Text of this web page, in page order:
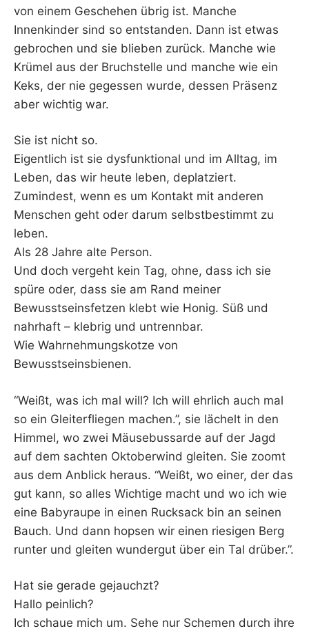
von einem Geschehen übrig ist. Manche
Innenkinder sind so entstanden. Dann ist etwas
gebrochen und sie blieben zurück. Manche wie
Krümel aus der Bruchstelle und manche wie ein
Keks, der nie gegessen wurde, dessen Präsenz
aber wichtig war.
Sie ist nicht so.
Eigentlich ist sie dysfunktional und im Alltag, im
Leben, das wir heute leben, deplatziert.
Zumindest, wenn es um Kontakt mit anderen
Menschen geht oder darum selbstbestimmt zu
leben.
Als 28 Jahre alte Person.
Und doch vergeht kein Tag, ohne, dass ich sie
spüre oder, dass sie am Rand meiner
Bewusstseinsfetzen klebt wie Honig. Süß und
nahrhaft – klebrig und untrennbar.
Wie Wahrnehmungskotze von
Bewusstseinsbienen.
“Weißt, was ich mal will? Ich will ehrlich auch mal
so ein Gleiterfliegen machen.”, sie lächelt in den
Himmel, wo zwei Mäusebussarde auf der Jagd
auf dem sachten Oktoberwind gleiten. Sie zoomt
aus dem Anblick heraus. “Weißt, wo einer, der das
gut kann, so alles Wichtige macht und wo ich wie
eine Babyraupe in einen Rucksack bin an seinen
Bauch. Und dann hopsen wir einen riesigen Berg
runter und gleiten wundergut über ein Tal drüber.”.
Hat sie gerade gejauchzt?
Hallo peinlich?
Ich schaue mich um. Sehe nur Schemen durch ihre